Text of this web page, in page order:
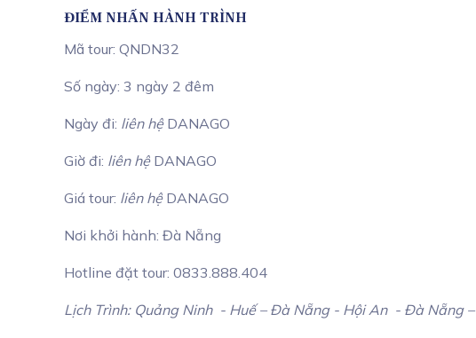
ĐIỂM NHẤN HÀNH TRÌNH
Mã tour: QNDN32
Số ngày: 3 ngày 2 đêm
Ngày đi: liên hệDANAGO
Giờ đi: liên hệDANAGO
Giá tour: liên hệDANAGO
Nơi khởi hành: Đà Nẵng
Hotline đặt tour: 0833.888.404
Lịch Trình: Quảng Ninh- Huế – Đà Nẵng - Hội An - Đà Nẵng –